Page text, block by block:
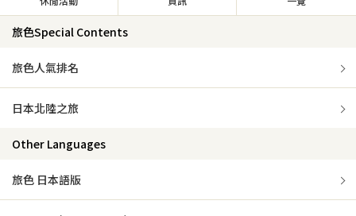
旅色Special Contents
旅色人氣排名
日本北陸之旅
Other Languages
旅色 日本語版